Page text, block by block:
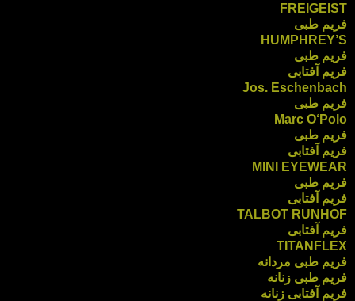
FREIGEIST
فریم طبی
HUMPHREY’S
فریم طبی
فریم آفتابی
Jos. Eschenbach
فریم طبی
Marc O‘Polo
فریم طبی
فریم آفتابی
MINI EYEWEAR
فریم طبی
فریم آفتابی
TALBOT RUNHOF
فریم آفتابی
TITANFLEX
فریم طبی مردانه
فریم طبی زنانه
فریم آفتابی زنانه